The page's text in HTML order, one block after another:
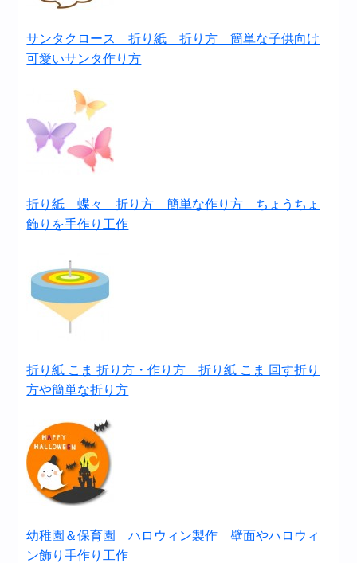
サンタクロース 折り紙 折り方 簡単な子供向け
可愛いサンタ作り方
折り紙 蝶々 折り方 簡単な作り方 ちょうちょ
飾りを手作り工作
折り紙 こま 折り方・作り方 折り紙 こま 回す折り
方や簡単な折り方
幼稚園＆保育園 ハロウィン製作 壁面やハロウィ
ン飾り手作り工作